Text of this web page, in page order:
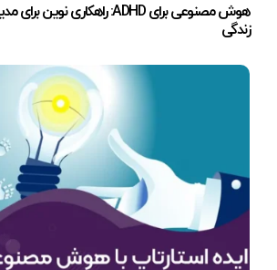
هوش مصنوعی برای ADHD: راهکاری نوین برای مدیریت تمرکز و بهبود
زندگی